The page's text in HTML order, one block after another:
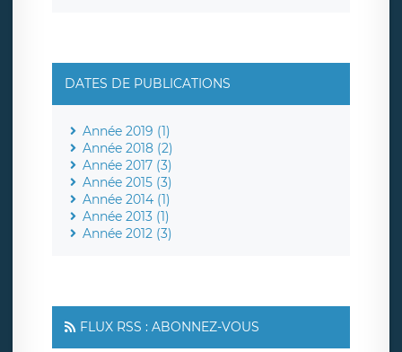
DATES DE PUBLICATIONS
Année 2019 (1)
Année 2018 (2)
Année 2017 (3)
Année 2015 (3)
Année 2014 (1)
Année 2013 (1)
Année 2012 (3)
FLUX RSS : ABONNEZ-VOUS